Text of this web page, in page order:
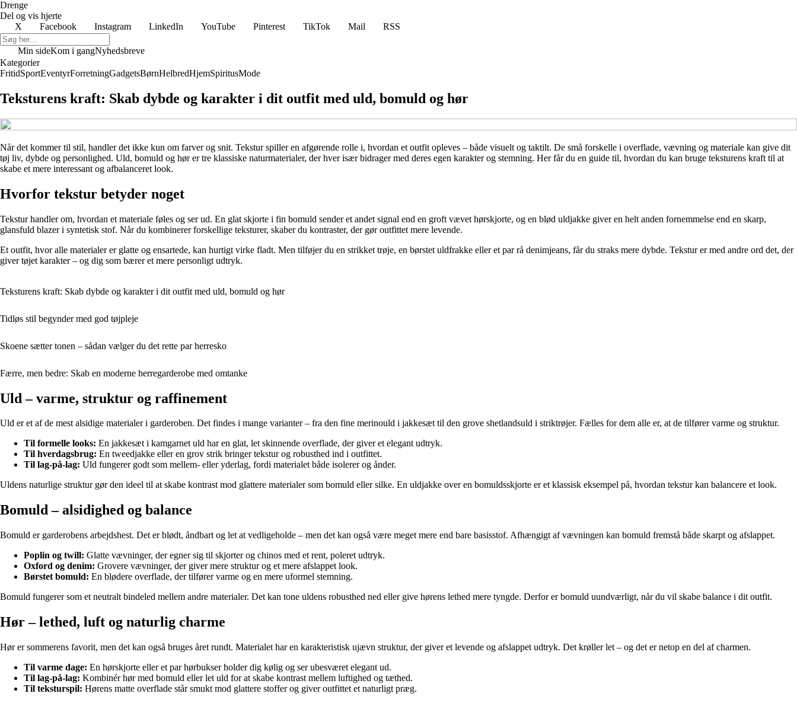
Drenge
Del og vis hjerte
X
Facebook Instagram LinkedIn YouTube Pinterest TikTok Mail RSS
Min sideKom i gangNyhedsbreve
Kategorier
FritidSportEventyrForretningGadgetsBørnHelbredHjemSpiritusMode
Teksturens kraft: Skab dybde og karakter i dit outfit med uld, bomuld og hør
Når det kommer til stil, handler det ikke kun om farver og snit. Tekstur spiller en afgørende rolle i, hvordan et outfit opleves – både visuelt og taktilt. De små forskelle i overflade, vævning og materiale kan give dit
tøj liv, dybde og personlighed. Uld, bomuld og hør er tre klassiske naturmaterialer, der hver især bidrager med deres egen karakter og stemning. Her får du en guide til, hvordan du kan bruge teksturens kraft til at
skabe et mere interessant og afbalanceret look.
Hvorfor tekstur betyder noget
Tekstur handler om, hvordan et materiale føles og ser ud. En glat skjorte i fin bomuld sender et andet signal end en groft vævet hørskjorte, og en blød uldjakke giver en helt anden fornemmelse end en skarp,
glansfuld blazer i syntetisk stof. Når du kombinerer forskellige teksturer, skaber du kontraster, der gør outfittet mere levende.
Et outfit, hvor alle materialer er glatte og ensartede, kan hurtigt virke fladt. Men tilføjer du en strikket trøje, en børstet uldfrakke eller et par rå denimjeans, får du straks mere dybde. Tekstur er med andre ord det, der
giver tøjet karakter – og dig som bærer et mere personligt udtryk.
Teksturens kraft: Skab dybde og karakter i dit outfit med uld, bomuld og hør
Tidløs stil begynder med god tøjpleje
Skoene sætter tonen – sådan vælger du det rette par herresko
Færre, men bedre: Skab en moderne herregarderobe med omtanke
Uld – varme, struktur og raffinement
Uld er et af de mest alsidige materialer i garderoben. Det findes i mange varianter – fra den fine merinould i jakkesæt til den grove shetlandsuld i striktrøjer. Fælles for dem alle er, at de tilfører varme og struktur.
Til formelle looks: En jakkesæt i kamgarnet uld har en glat, let skinnende overflade, der giver et elegant udtryk.
Til hverdagsbrug: En tweedjakke eller en grov strik bringer tekstur og robusthed ind i outfittet.
Til lag-på-lag: Uld fungerer godt som mellem- eller yderlag, fordi materialet både isolerer og ånder.
Uldens naturlige struktur gør den ideel til at skabe kontrast mod glattere materialer som bomuld eller silke. En uldjakke over en bomuldsskjorte er et klassisk eksempel på, hvordan tekstur kan balancere et look.
Bomuld – alsidighed og balance
Bomuld er garderobens arbejdshest. Det er blødt, åndbart og let at vedligeholde – men det kan også være meget mere end bare basisstof. Afhængigt af vævningen kan bomuld fremstå både skarpt og afslappet.
Poplin og twill: Glatte vævninger, der egner sig til skjorter og chinos med et rent, poleret udtryk.
Oxford og denim: Grovere vævninger, der giver mere struktur og et mere afslappet look.
Børstet bomuld: En blødere overflade, der tilfører varme og en mere uformel stemning.
Bomuld fungerer som et neutralt bindeled mellem andre materialer. Det kan tone uldens robusthed ned eller give hørens lethed mere tyngde. Derfor er bomuld uundværligt, når du vil skabe balance i dit outfit.
Hør – lethed, luft og naturlig charme
Hør er sommerens favorit, men det kan også bruges året rundt. Materialet har en karakteristisk ujævn struktur, der giver et levende og afslappet udtryk. Det krøller let – og det er netop en del af charmen.
Til varme dage: En hørskjorte eller et par hørbukser holder dig kølig og ser ubesværet elegant ud.
Til lag-på-lag: Kombinér hør med bomuld eller let uld for at skabe kontrast mellem luftighed og tæthed.
Til teksturspil: Hørens matte overflade står smukt mod glattere stoffer og giver outfittet et naturligt præg.